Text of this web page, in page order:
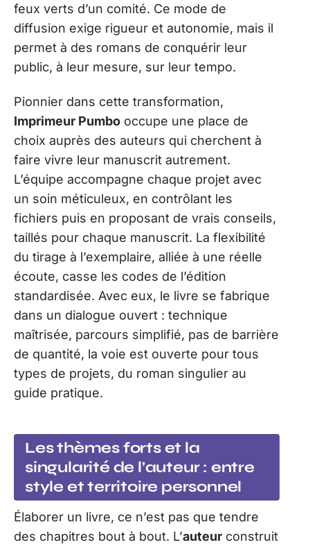
feux verts d’un comité. Ce mode de
diffusion exige rigueur et autonomie, mais il
permet à des romans de conquérir leur
public, à leur mesure, sur leur tempo.
Pionnier dans cette transformation,
Imprimeur Pumbo occupe une place de
choix auprès des auteurs qui cherchent à
faire vivre leur manuscrit autrement.
L’équipe accompagne chaque projet avec
un soin méticuleux, en contrôlant les
fichiers puis en proposant de vrais conseils,
taillés pour chaque manuscrit. La flexibilité
du tirage à l’exemplaire, alliée à une réelle
écoute, casse les codes de l’édition
standardisée. Avec eux, le livre se fabrique
dans un dialogue ouvert : technique
maîtrisée, parcours simplifié, pas de barrière
de quantité, la voie est ouverte pour tous
types de projets, du roman singulier au
guide pratique.
Les thèmes forts et la
singularité de l’auteur : entre
style et territoire personnel
Élaborer un livre, ce n’est pas que tendre
des chapitres bout à bout. L’auteur construit